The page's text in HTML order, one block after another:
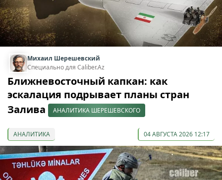
Михаил Шерешевский
Специально для Caliber.Az
Ближневосточный капкан: как
эскалация подрывает планы стран
Залива
АНАЛИТИКА ШЕРЕШЕВСКОГО
АНАЛИТИКА 04 АВГУСТА 2026 12:17